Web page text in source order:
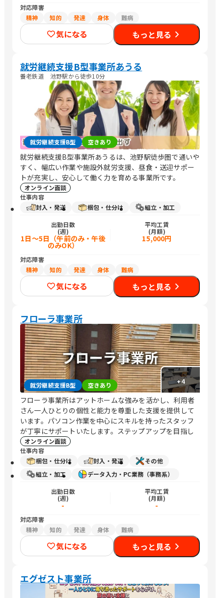
対応障害
精神
知的 発達 身体 難病
気になる もっと見る
就労継続支援B型事業所あうる
養老鉄道 池野駅から徒歩10分
就労継続支援B型 空きあり
就労継続支援B型事業所あうるは、池野駅徒歩圏で通いや
すく、幅広い作業や施設外就労支援、昼食・送迎サポー
トが充実し、安心して働く力を育める事業所です。
オンライン面談
仕事内容
封入・発送
梱包・仕分け 組立・加工
出勤日数
(週)
1日～5日（午前のみ・午後
のみOK）
平均工賃
(月額)
15,000円
対応障害
精神
知的 発達 身体 難病
気になる もっと見る
フローラ事業所
+4
就労継続支援B型 空きあり
フローラ事業所はアットホームな強みを活かし、利用者
さん一人ひとりの個性と能力を尊重した支援を提供して
います。パソコン作業を中心にスキルを持ったスタッフ
が丁寧にサポートいたします。ステップアップを目指し
オンライン面談
仕事内容
梱包・仕分け
封入・発送
その他
組立・加工
データ入力・PC業務（事務系）
出勤日数
(週)
-
平均工賃
(月額)
-
対応障害
精神
知的 発達 身体 難病
気になる もっと見る
エグゼスト事業所